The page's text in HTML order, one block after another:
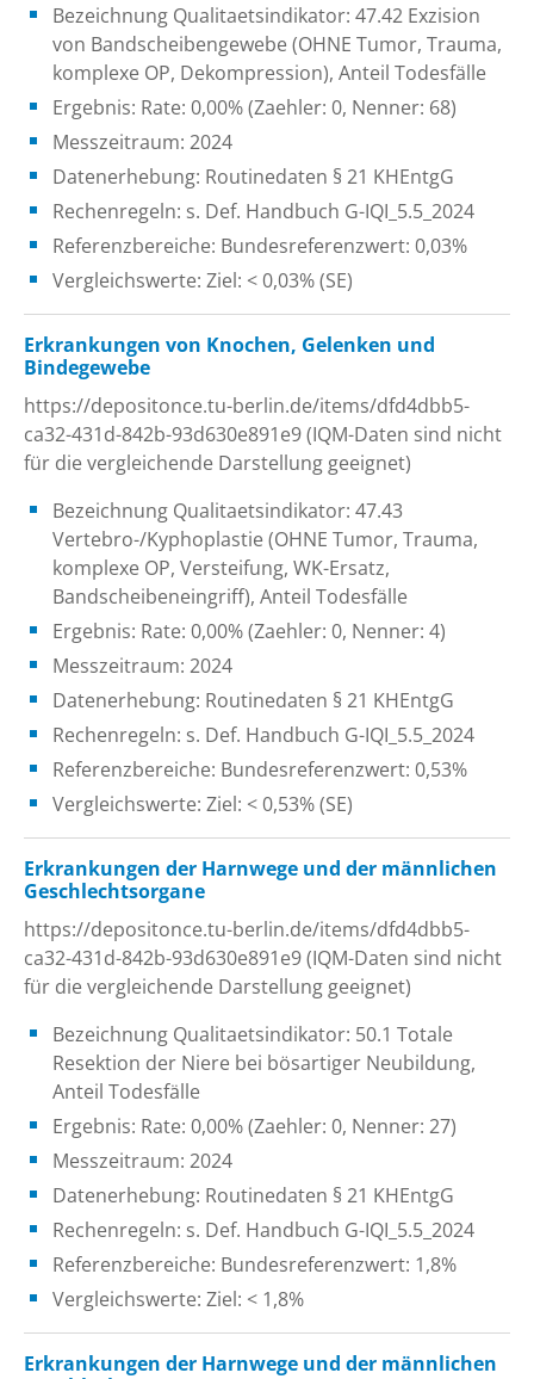
Bezeichnung Qualitaetsindikator: 47.42 Exzision
von Bandscheibengewebe (OHNE Tumor, Trauma,
komplexe OP, Dekompression), Anteil Todesfälle
Ergebnis: Rate: 0,00% (Zaehler: 0, Nenner: 68)
Messzeitraum: 2024
Datenerhebung: Routinedaten § 21 KHEntgG
Rechenregeln: s. Def. Handbuch G-IQI_5.5_2024
Referenzbereiche: Bundesreferenzwert: 0,03%
Vergleichswerte: Ziel: < 0,03% (SE)
Erkrankungen von Knochen, Gelenken und
Bindegewebe
https://depositonce.tu-berlin.de/items/dfd4dbb5-
ca32-431d-842b-93d630e891e9 (IQM-Daten sind nicht
für die vergleichende Darstellung geeignet)
Bezeichnung Qualitaetsindikator: 47.43
Vertebro-/Kyphoplastie (OHNE Tumor, Trauma,
komplexe OP, Versteifung, WK-Ersatz,
Bandscheibeneingriff), Anteil Todesfälle
Ergebnis: Rate: 0,00% (Zaehler: 0, Nenner: 4)
Messzeitraum: 2024
Datenerhebung: Routinedaten § 21 KHEntgG
Rechenregeln: s. Def. Handbuch G-IQI_5.5_2024
Referenzbereiche: Bundesreferenzwert: 0,53%
Vergleichswerte: Ziel: < 0,53% (SE)
Erkrankungen der Harnwege und der männlichen
Geschlechtsorgane
https://depositonce.tu-berlin.de/items/dfd4dbb5-
ca32-431d-842b-93d630e891e9 (IQM-Daten sind nicht
für die vergleichende Darstellung geeignet)
Bezeichnung Qualitaetsindikator: 50.1 Totale
Resektion der Niere bei bösartiger Neubildung,
Anteil Todesfälle
Ergebnis: Rate: 0,00% (Zaehler: 0, Nenner: 27)
Messzeitraum: 2024
Datenerhebung: Routinedaten § 21 KHEntgG
Rechenregeln: s. Def. Handbuch G-IQI_5.5_2024
Referenzbereiche: Bundesreferenzwert: 1,8%
Vergleichswerte: Ziel: < 1,8%
Erkrankungen der Harnwege und der männlichen